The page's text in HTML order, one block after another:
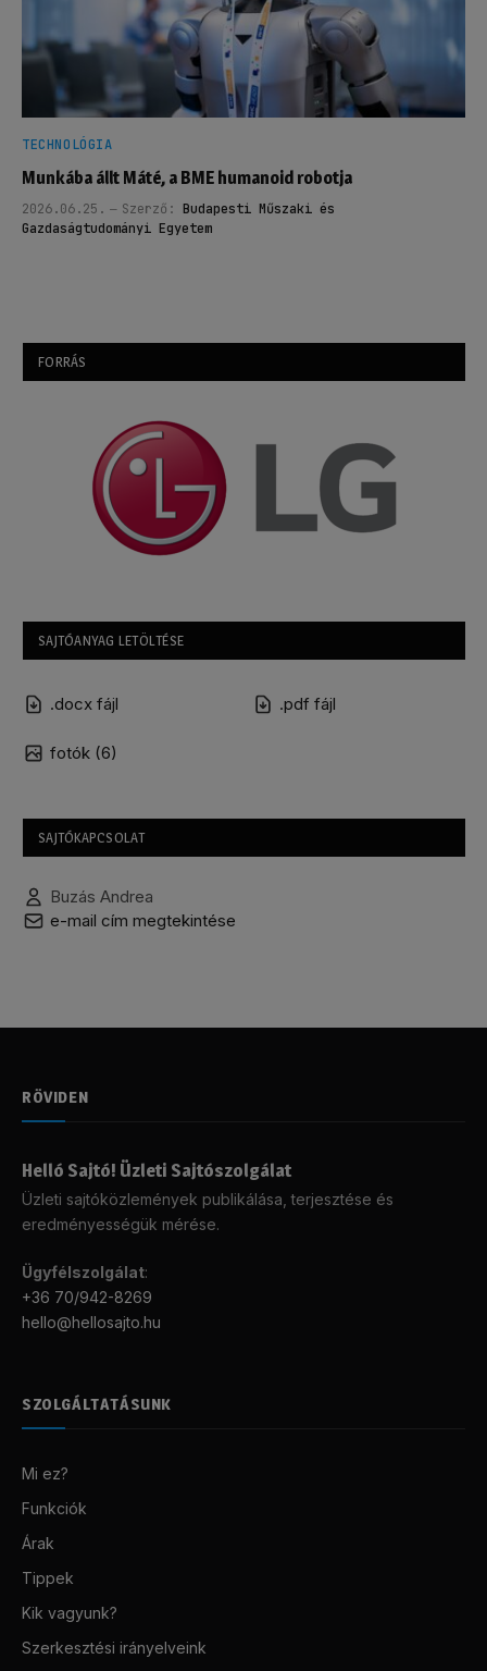
TECHNOLÓGIA
Munkába állt Máté, a BME humanoid robotja
2026.06.25. Szerző: Budapesti Műszaki és
Gazdaságtudományi Egyetem
FORRÁS
SAJTÓANYAG LETÖLTÉSE
.docx fájl .pdf fájl
fotók (6)
SAJTÓKAPCSOLAT
Buzás Andrea
e-mail cím megtekintése
RÖVIDEN
Helló Sajtó! Üzleti Sajtószolgálat
Üzleti sajtóközlemények publikálása, terjesztése és
eredményességük mérése.
Ügyfélszolgálat:
+36 70/942-8269
hello@hellosajto.hu
SZOLGÁLTATÁSUNK
Mi ez?
Funkciók
Árak
Tippek
Kik vagyunk?
Szerkesztési irányelveink